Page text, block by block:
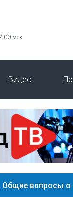
мск
Видео
Общие вопросы о